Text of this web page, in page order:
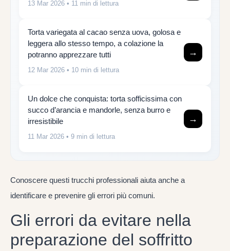
13 Mar 2026 • 11 min di lettura
Torta variegata al cacao senza uova, golosa e
leggera allo stesso tempo, a colazione la
potranno apprezzare tutti
12 Mar 2026 • 10 min di lettura
→
Un dolce che conquista: torta sofficissima con
succo d’arancia e mandorle, senza burro e
irresistibile
11 Mar 2026 • 9 min di lettura
→
Conoscere questi trucchi professionali aiuta anche a
identificare e prevenire gli errori più comuni.
Gli errori da evitare nella
preparazione del soffritto